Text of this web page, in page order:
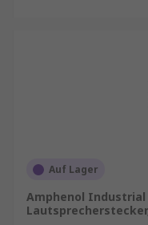
Auf Lager
Amphenol Industrial